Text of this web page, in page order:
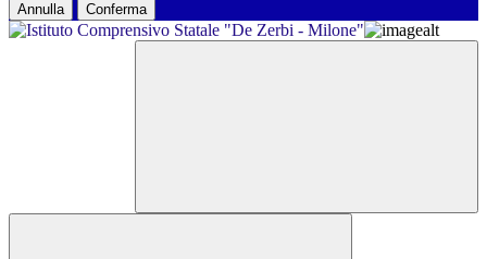
Annulla Conferma